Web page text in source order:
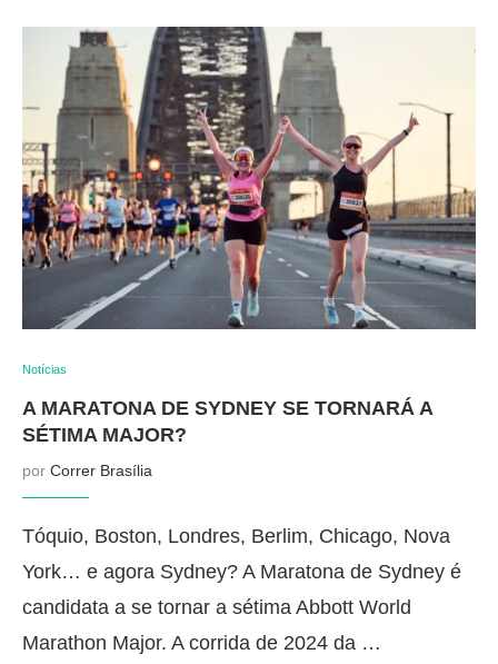
Notícias
A MARATONA DE SYDNEY SE TORNARÁ A
SÉTIMA MAJOR?
por Correr Brasília
Tóquio, Boston, Londres, Berlim, Chicago, Nova
York… e agora Sydney? A Maratona de Sydney é
candidata a se tornar a sétima Abbott World
Marathon Major. A corrida de 2024 da …